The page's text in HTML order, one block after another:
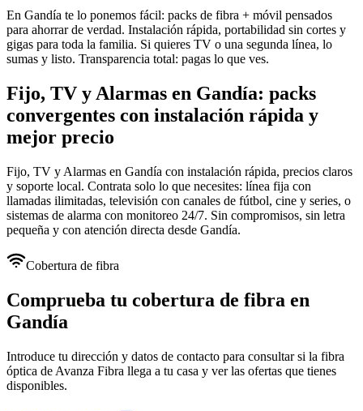
En Gandía te lo ponemos fácil: packs de fibra + móvil pensados
para ahorrar de verdad. Instalación rápida, portabilidad sin cortes y
gigas para toda la familia. Si quieres TV o una segunda línea, lo
sumas y listo. Transparencia total: pagas lo que ves.
Fijo, TV y Alarmas en Gandía: packs
convergentes con instalación rápida y
mejor precio
Fijo, TV y Alarmas en Gandía con instalación rápida, precios claros
y soporte local. Contrata solo lo que necesites: línea fija con
llamadas ilimitadas, televisión con canales de fútbol, cine y series, o
sistemas de alarma con monitoreo 24/7. Sin compromisos, sin letra
pequeña y con atención directa desde Gandía.
Cobertura de fibra
Comprueba tu cobertura de fibra en
Gandía
Introduce tu dirección y datos de contacto para consultar si la fibra
óptica de Avanza Fibra llega a tu casa y ver las ofertas que tienes
disponibles.